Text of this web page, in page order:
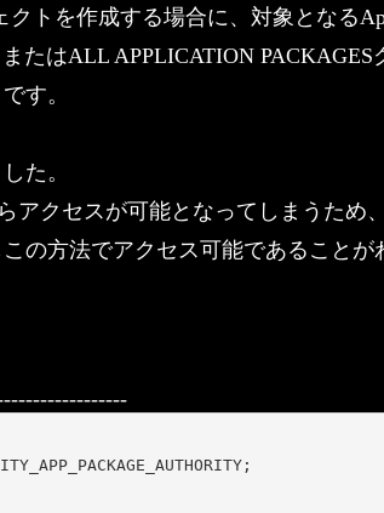
トを作成する場合に、対象となる
たはALL APPLICATION PACKAGES
す。
た。
アクセスが可能となってしまうため
の方法でアクセス可能であることが